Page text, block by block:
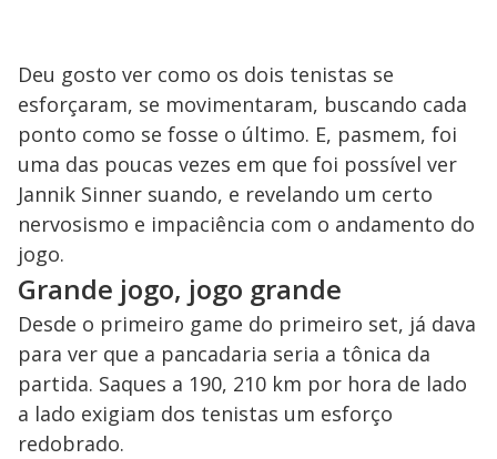
Deu gosto ver como os dois tenistas se
esforçaram, se movimentaram, buscando cada
ponto como se fosse o último. E, pasmem, foi
uma das poucas vezes em que foi possível ver
Jannik Sinner suando, e revelando um certo
nervosismo e impaciência com o andamento do
jogo.
Grande jogo, jogo grande
Desde o primeiro game do primeiro set, já dava
para ver que a pancadaria seria a tônica da
partida. Saques a 190, 210 km por hora de lado
a lado exigiam dos tenistas um esforço
redobrado.